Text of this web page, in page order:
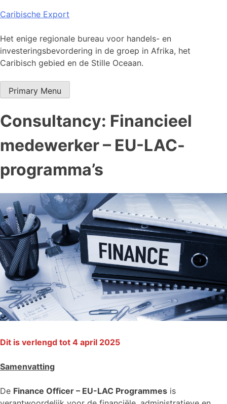
Skip
content
Caribische Export
Het enige regionale bureau voor handels- en
investeringsbevordering in de groep in Afrika, het
Caribisch gebied en de Stille Oceaan.
Primary Menu
Consultancy: Financieel
medewerker – EU-LAC-
programma’s
Dit is verlengd tot 4 april 2025
Samenvatting
De Finance Officer – EU-LAC Programmes is